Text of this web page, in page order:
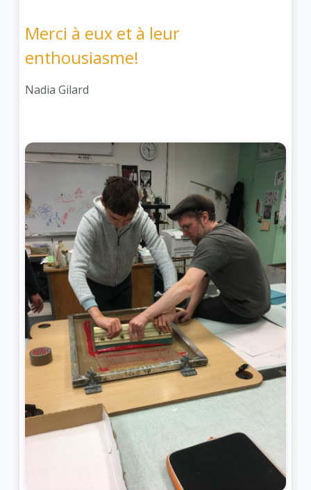
Merci à eux et à leur
enthousiasme!
Nadia Gilard